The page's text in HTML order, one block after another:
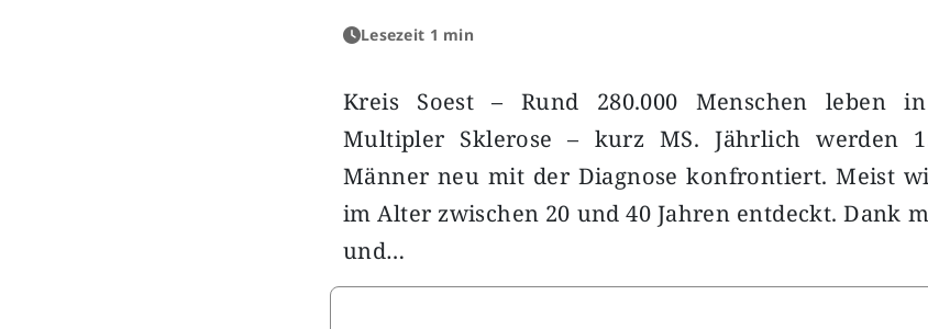
Lesezeit 1 min
Kreis Soest – Rund 280.000 Menschen leben
Multipler Sklerose – kurz MS. Jährlich werden
Männer neu mit der Diagnose konfrontiert. Meist
im Alter zwischen 20 und 40 Jahren entdeckt. Dank
und…